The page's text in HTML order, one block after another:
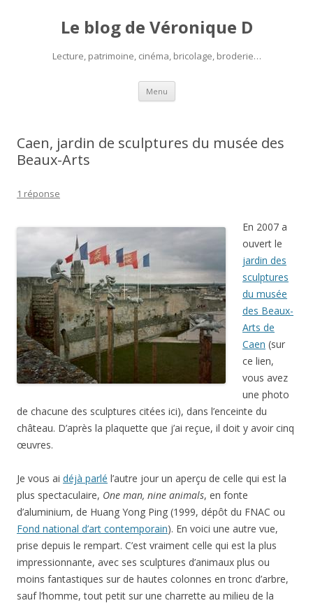
Le blog de Véronique D
Lecture, patrimoine, cinéma, bricolage, broderie…
Menu Aller
contenu
Caen, jardin de sculptures du musée des
Beaux-Arts
1 réponse
En 2007 a
ouvert le
jardin des
sculptures
du musée
des Beaux-
Arts de
Caen (sur
ce lien,
vous avez
une photo
de chacune des sculptures citées ici), dans l’enceinte du
château. D’après la plaquette que j’ai reçue, il doit y avoir cinq
œuvres.
Je vous ai déjà parlé l’autre jour un aperçu de celle qui est la
plus spectaculaire, One man, nine animals, en fonte
d’aluminium, de Huang Yong Ping (1999, dépôt du FNAC ou
Fond national d’art contemporain). En voici une autre vue,
prise depuis le rempart. C’est vraiment celle qui est la plus
impressionnante, avec ses sculptures d’animaux plus ou
moins fantastiques sur de hautes colonnes en tronc d’arbre,
sauf l’homme, tout petit sur une charrette au milieu de la